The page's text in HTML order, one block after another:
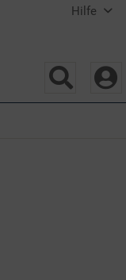
Hilfe